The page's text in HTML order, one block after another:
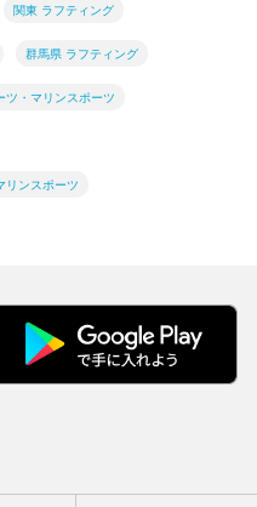
関東 ラフティング
群馬県 ラフティング
ツ・マリンスポーツ
リンスポーツ